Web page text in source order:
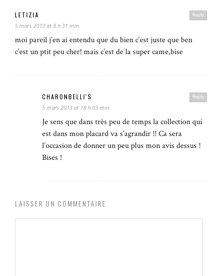
Reply
LETIZIA
5 mars 2013 at 8 h 31 min
moi pareil j’en ai entendu que du bien c’est juste que ben
c’est un ptit peu cher! mais c’est de la super came,bise
Reply
CHARONBELLI'S
5 mars 2013 at 18 h 03 min
Je sens que dans très peu de temps la collection qui
est dans mon placard va s’agrandir !! Ca sera
l’occasion de donner un peu plus mon avis dessus !
Bises !
LAISSER UN COMMENTAIRE